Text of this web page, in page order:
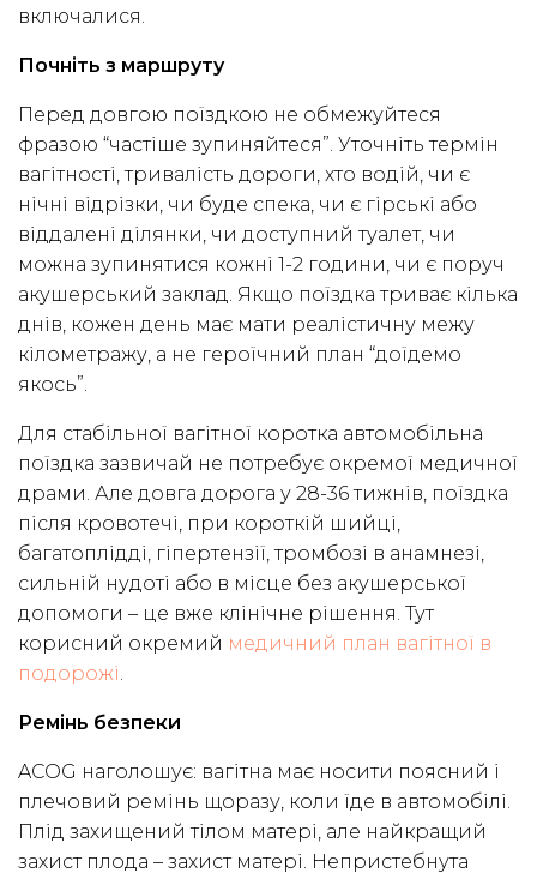
включалися.
Почніть з маршруту
Перед довгою поїздкою не обмежуйтеся
фразою “частіше зупиняйтеся”. Уточніть термін
вагітності, тривалість дороги, хто водій, чи є
нічні відрізки, чи буде спека, чи є гірські або
віддалені ділянки, чи доступний туалет, чи
можна зупинятися кожні 1-2 години, чи є поруч
акушерський заклад. Якщо поїздка триває кілька
днів, кожен день має мати реалістичну межу
кілометражу, а не героїчний план “доїдемо
якось”.
Для стабільної вагітної коротка автомобільна
поїздка зазвичай не потребує окремої медичної
драми. Але довга дорога у 28-36 тижнів, поїздка
після кровотечі, при короткій шийці,
багатоплідді, гіпертензії, тромбозі в анамнезі,
сильній нудоті або в місце без акушерської
допомоги – це вже клінічне рішення. Тут
корисний окремий медичний план вагітної в
подорожі.
Ремінь безпеки
ACOG наголошує: вагітна має носити поясний і
плечовий ремінь щоразу, коли їде в автомобілі.
Плід захищений тілом матері, але найкращий
захист плода – захист матері. Непристебнута